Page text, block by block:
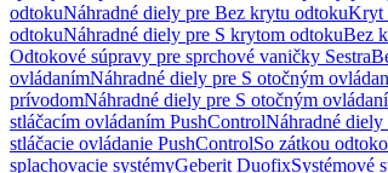
odtokuNáhradné diely pre Bez krytu odtokuKryt
odtokuNáhradné diely pre S krytom odtokuBez
Odtokové súpravy pre sprchové vaničky Sestra
ovládanímNáhradné diely pre S otočným
prívodomNáhradné diely pre S otočným
stláčacím ovládaním PushControlNáhradné diely
stláčacie ovládanie PushControlSo zátkou
splachovacie systémyGeberit DuofixSystémové